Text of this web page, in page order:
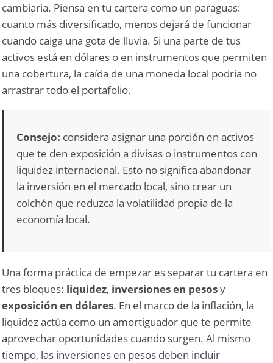
cambiaria. Piensa en tu cartera como un paraguas:
cuanto más diversificado, menos dejará de funcionar
cuando caiga una gota de lluvia. Si una parte de tus
activos está en dólares o en instrumentos que permiten
una cobertura, la caída de una moneda local podría no
arrastrar todo el portafolio.
Consejo: considera asignar una porción en activos
que te den exposición a divisas o instrumentos con
liquidez internacional. Esto no significa abandonar
la inversión en el mercado local, sino crear un
colchón que reduzca la volatilidad propia de la
economía local.
Una forma práctica de empezar es separar tu cartera en
tres bloques: liquidez, inversiones en pesosy
exposición en dólares. En el marco de la inflación, la
liquidez actúa como un amortiguador que te permite
aprovechar oportunidades cuando surgen. Al mismo
tiempo, las inversiones en pesos deben incluir